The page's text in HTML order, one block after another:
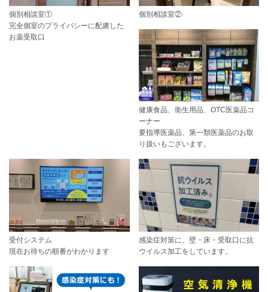
個別相談室①
完全個室のプライバシーに配慮した
お薬受取口
個別相談室②
健康食品、衛生用品、OTC医薬品コ
ーナー
要指導医薬品、第一類医薬品のお取
り扱いもございます。
受付システム
現在お待ちの順番がわかります
感染症対策に、壁・床・受取口に抗
ウイルス加工をしています。